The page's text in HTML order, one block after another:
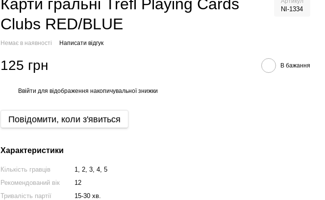
Карти гральні Trefl Playing Cards
Clubs RED/BLUE
NI-1334
Немає в наявності Написати відгук
125 грн В бажання
Ввійти для відображення накопичувальної знижки
Повідомити, коли з'явиться
Характеристики
Кількість гравців
1, 2, 3, 4, 5
Рекомендований вік
12
Тривалість партії
15-30 хв.